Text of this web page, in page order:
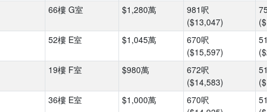
66樓 G室 $1,280萬
981呎
($13,047)
52樓 E室 $1,045萬
670呎
($15,597)
19樓 F室 $980萬
672呎
($14,583)
36樓 E室 $1,000萬
670呎